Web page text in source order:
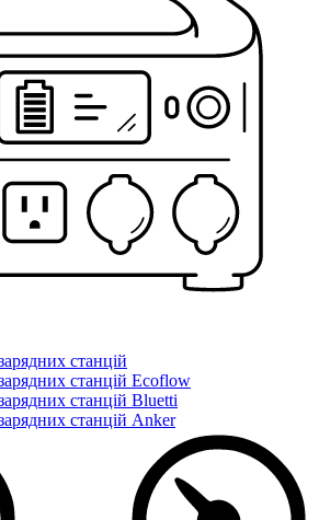
станцій
станцій Ecoflow
станцій Bluetti
станцій Anker